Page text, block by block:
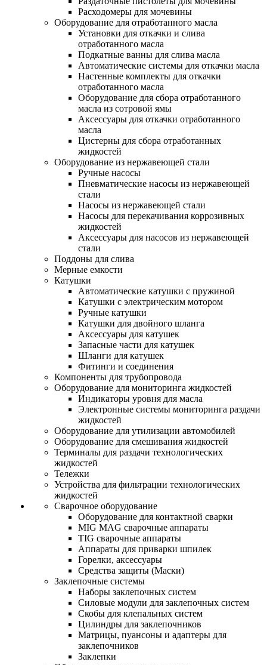
Расходомеры для мочевины
Оборудование для отработанного масла
Установки для откачки и слива
отработанного масла
Подкатные ванны для слива масла
Автоматические системы для откачки масла
Настенные комплекты для откачки
отработанного масла
Оборудование для сбора отработанного
масла из сотровой ямы
Аксессуары для откачки отработанного
масла
Цистерны для сбора отработанных
жидкостей
Оборудование из нержавеющей стали
Ручные насосы
Пневматические насосы из нержавеющей
стали
Насосы из нержавеющей стали
Насосы для перекачивания коррозивных
жидкостей
Аксессуары для насосов из нержавеющей
стали
Поддоны для слива
Мерные емкости
Катушки
Автоматические катушки с пружиной
Катушки с электрическим мотором
Ручные катушки
Катушки для двойного шланга
Аксессуары для катушек
Запасные части для катушек
Шланги для катушек
Фитинги и соединения
Компоненты для трубопровода
Оборудование для мониторинга жидкостей
Индикаторы уровня для масла
Электронные системы мониторинга раздачи
жидкостей
Оборудование для утилизации автомобилей
Оборудование для смешивания жидкостей
Терминалы для раздачи технологических
жидкостей
Тележки
Устройства для фильтрации технологических
жидкостей
Сварочное оборудование
Оборудование для контактной сварки
MIG MAG сварочные аппараты
TIG сварочные аппараты
Аппараты для приварки шпилек
Горелки, аксессуары
Средства защиты (Маски)
Заклепочные системы
Наборы заклепочных систем
Силовые модули для заклепочных систем
Скобы для клепальных систем
Цилиндры для заклепочников
Матрицы, пуансоны и адаптеры для
заклепочников
Заклепки